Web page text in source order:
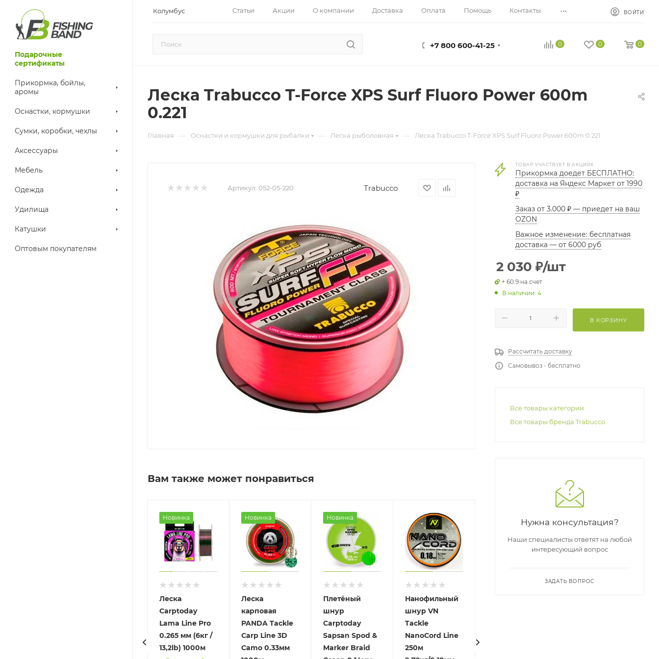
Колумбус Статьи Акции О компании Доставка Оплата Помощь Контакты ... ВОЙТИ
+7 800 600-41-25 0 0 0
Подарочные
сертификаты
Прикормка, бойлы,
аромы
Оснастки, кормушки
Сумки, коробки, чехлы
Аксессуары
Мебель
Одежда
Удилища
Катушки
Оптовым покупателям
Леска Trabucco T-Force XPS Surf Fluoro Power 600m
0.221
Главная — Оснастки и кормушки для рыбалки — Леска рыболовная — Леска Trabucco T-Force XPS Surf Fluoro Power 600m 0.221
Артикул: 052-05-220 Trabucco
Вам также может понравиться
Новинка
Леска
Carptoday
Lama Line Pro
0.265 мм (6кг /
13,2lb) 1000м
Новинка
Леска
карповая
PANDA Tackle
Carp Line 3D
Camo 0.33мм
Новинка
Плетёный
шнур
Сarptoday
Sapsan Spod &
Marker Braid
Нанофильный
шнур VN
Tackle
NanoCord Line
250м
ТОВАР УЧАСТВУЕТ В АКЦИЯХ
Прикормка доедет БЕСПЛАТНО:
доставка на Яндекс Маркет от 1990
₽
Заказ от 3.000 ₽ — приедет на ваш
OZON
Важное изменение: бесплатная
доставка — от 6000 руб
2 030 ₽/шт
+ 60.9 на счет
В наличии: 4
В КОРЗИНУ
Рассчитать доставку
Самовывоз - бесплатно
Все товары категории
Все товары бренда Trabucco
Нужна консультация?
Наши специалисты ответят на любой
интересующий вопрос
ЗАДАТЬ ВОПРОС